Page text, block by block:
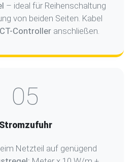
– ideal für Reihenschaltung
von beiden Seiten. Kabel
Controlleranschließen.
05
Stromzufuhr
Netzteil auf genügend